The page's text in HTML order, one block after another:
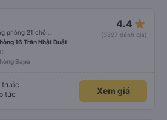
4.4 star_rate
(3597 đánh giá)
16 Trần Nhật Duật
Sapa
trước
tức
Xem giá